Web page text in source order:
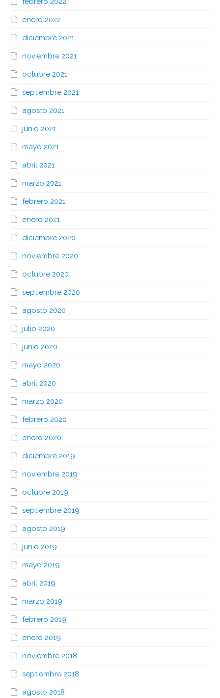
enero 2022
diciembre 2021
noviembre 2021
octubre 2021
septiembre 2021
agosto 2021
junio 2021
mayo 2021
abril 2021
marzo 2021
febrero 2021
enero 2021
diciembre 2020
noviembre 2020
octubre 2020
septiembre 2020
agosto 2020
julio 2020
junio 2020
mayo 2020
abril 2020
marzo 2020
febrero 2020
enero 2020
diciembre 2019
noviembre 2019
octubre 2019
septiembre 2019
agosto 2019
junio 2019
mayo 2019
abril 2019
marzo 2019
febrero 2019
enero 2019
noviembre 2018
septiembre 2018
agosto 2018